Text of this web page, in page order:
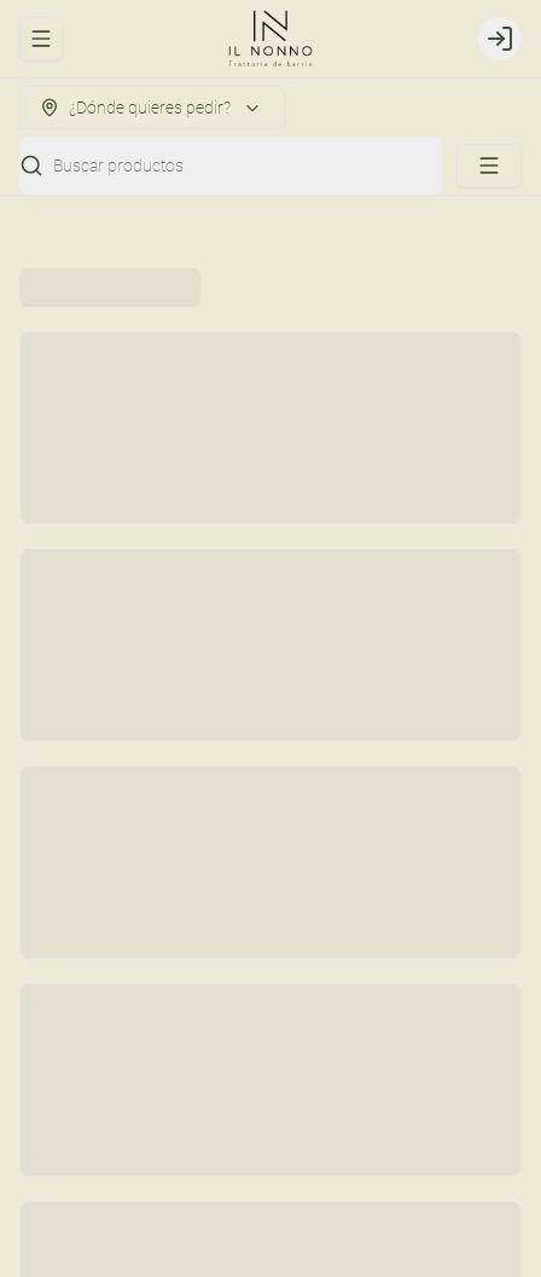
Abrir menu de navegación Login
¿Dónde quieres pedir?
Buscar productos